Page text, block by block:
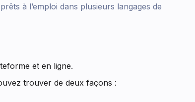
à l’emploi dans plusieurs langages de
et en ligne.
trouver de deux façons :